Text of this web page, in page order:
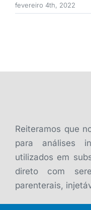
fevereiro 4th, 2022
Reiteramos que
para análises
utilizados em
direto com
parenterais,